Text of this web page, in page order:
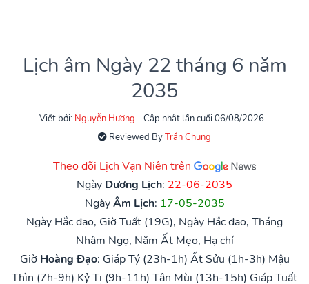
Lịch âm Ngày 22 tháng 6 năm
2035
Viết bởi: Nguyễn Hương
Cập nhật lần cuối 06/08/2026
Reviewed ByTrần Chung
Theo dõi Lịch Vạn Niên trên
Ngày Dương Lịch: 22-06-2035
NgàyÂm Lịch: 17-05-2035
Ngày Hắc đạo, Giờ Tuất (19G), Ngày Hắc đạo, Tháng
Nhâm Ngọ, Năm Ất Mẹo, Hạ chí
Giờ Hoàng Đạo: Giáp Tý (23h-1h) Ất Sửu (1h-3h) Mậu
Thìn (7h-9h) Kỷ Tị (9h-11h) Tân Mùi (13h-15h) Giáp Tuất